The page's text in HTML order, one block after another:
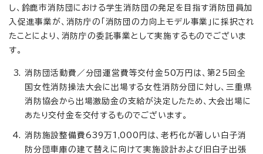
し、鈴鹿市消防団における学生消防団の発足を目指す消防団員加
入促進事業が、消防庁の「消防団の力向上モデル事業」に採択され
たことにより、消防庁の委託事業として実施するものでございま
す。
消防団活動費／分団運営費等交付金50万円は、第25回全
国女性消防操法大会に出場する女性消防分団に対し、三重県
消防協会から出場激励金の支給が決定したため、大会出場に
あたり交付金を交付するものでございます。
消防施設整備費639万1,000円は、老朽化が著しい白子消
防分団車庫の建て替えに向けて実施設計および旧白子出張